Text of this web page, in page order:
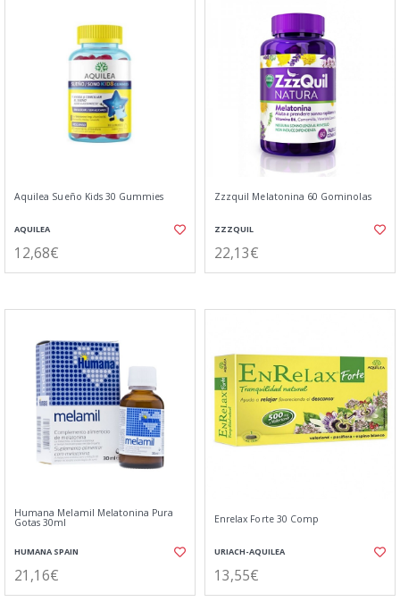
Aquilea Sueño Kids 30 Gummies
AQUILEA
12,68€
Zzzquil Melatonina 60 Gominolas
ZZZQUIL
22,13€
Humana Melamil Melatonina Pura
Gotas 30ml
HUMANA SPAIN
21,16€
Enrelax Forte 30 Comp
URIACH-AQUILEA
13,55€